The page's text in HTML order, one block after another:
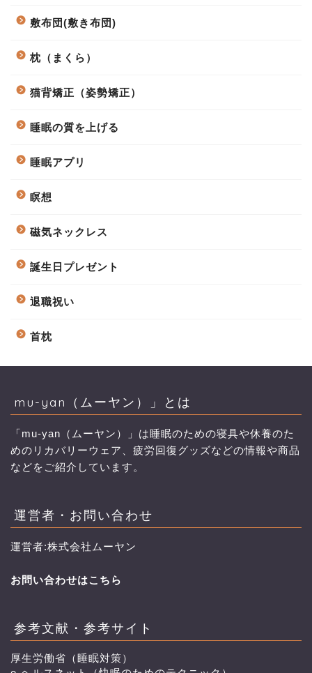
敷布団(敷き布団)
枕（まくら）
猫背矯正（姿勢矯正）
睡眠の質を上げる
睡眠アプリ
瞑想
磁気ネックレス
誕生日プレゼント
退職祝い
首枕
mu-yan（ムーヤン）」とは
「mu-yan（ムーヤン）」は睡眠のための寝具や休養のた
めのリカバリーウェア、疲労回復グッズなどの情報や商品
などをご紹介しています。
運営者・お問い合わせ
運営者:株式会社ムーヤン
お問い合わせはこちら
参考文献・参考サイト
厚生労働省（睡眠対策）